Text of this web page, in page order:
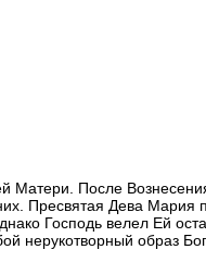
Матери. После
Пресвятая Дева Мария
Господь велел Ей
нерукотворный образ